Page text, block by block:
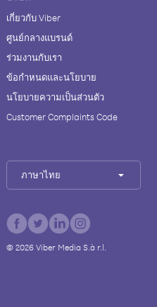
เกี่ยวกับ Viber
ศูนย์กลางแบรนด์
ร่วมงานกับเรา
ข้อกำหนดและนโยบาย
นโยบายความเป็นส่วนตัว
Customer Complaints Code
ภาษาไทย
© 2026Viber Media S.à r.l.